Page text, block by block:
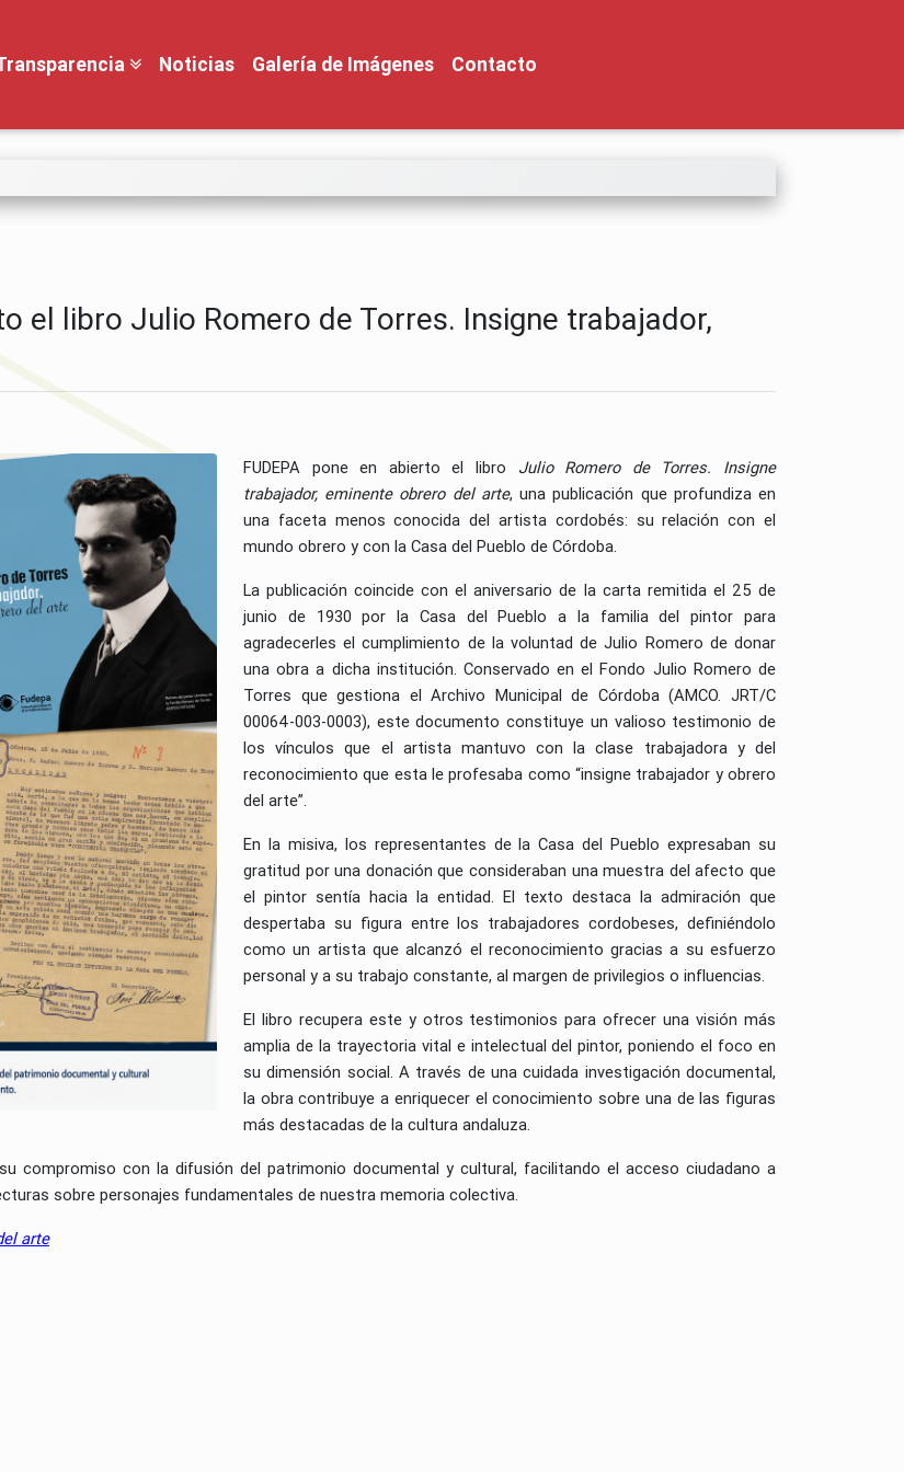
Noticias Galería de Imágenes Contacto
el libro Julio Romero de Torres. Insigne trabajador,
FUDEPA pone en abierto el libro Julio Romero de Torres. Insigne
trabajador, eminente obrero del arte, una publicación que profundiza en
una faceta menos conocida del artista cordobés: su relación con el
mundo obrero y con la Casa del Pueblo de Córdoba.
La publicación coincide con el aniversario de la carta remitida el 25 de
junio de 1930 por la Casa del Pueblo a la familia del pintor para
agradecerles el cumplimiento de la voluntad de Julio Romero de donar
una obra a dicha institución. Conservado en el Fondo Julio Romero de
Torres que gestiona el Archivo Municipal de Córdoba (AMCO. JRT/C
00064-003-0003), este documento constituye un valioso testimonio de
los vínculos que el artista mantuvo con la clase trabajadora y del
reconocimiento que esta le profesaba como “insigne trabajador y obrero
del arte”.
En la misiva, los representantes de la Casa del Pueblo expresaban su
gratitud por una donación que consideraban una muestra del afecto que
el pintor sentía hacia la entidad. El texto destaca la admiración que
despertaba su figura entre los trabajadores cordobeses, definiéndolo
como un artista que alcanzó el reconocimiento gracias a su esfuerzo
personal y a su trabajo constante, al margen de privilegios o influencias.
El libro recupera este y otros testimonios para ofrecer una visión más
amplia de la trayectoria vital e intelectual del pintor, poniendo el foco en
su dimensión social. A través de una cuidada investigación documental,
la obra contribuye a enriquecer el conocimiento sobre una de las figuras
más destacadas de la cultura andaluza.
compromiso con la difusión del patrimonio documental y cultural, facilitando el acceso ciudadano a
sobre personajes fundamentales de nuestra memoria colectiva.
arte